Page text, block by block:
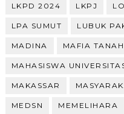
LKPD 2024 LKPJ
LPA SUMUT LUBUK
MADINA MAFIA TANAH
MAHASISWA
MAKASSAR
MEDSN MEMELIHARA